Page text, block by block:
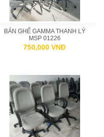
BÁN GHẾ GAMMA THANH LÝ
MSP 01226
750,000 VNĐ